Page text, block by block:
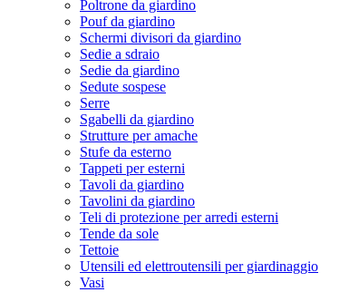
Poltrone da giardino
Pouf da giardino
Schermi divisori da giardino
Sedie a sdraio
Sedie da giardino
Sedute sospese
Serre
Sgabelli da giardino
Strutture per amache
Stufe da esterno
Tappeti per esterni
Tavoli da giardino
Tavolini da giardino
Teli di protezione per arredi esterni
Tende da sole
Tettoie
Utensili ed elettroutensili per giardinaggio
Vasi